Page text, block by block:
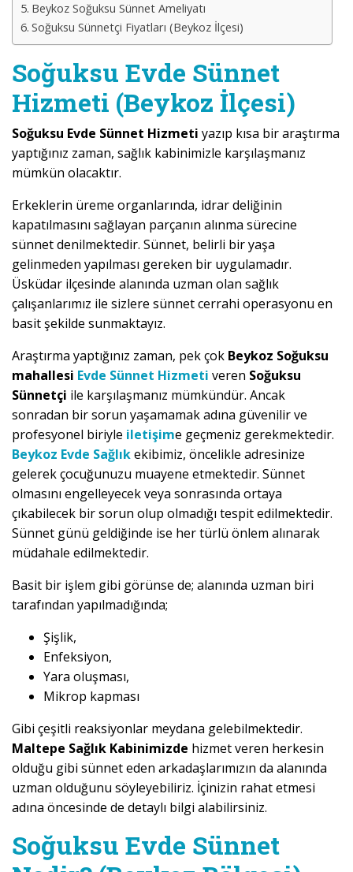
Beykoz Soğuksu Sünnet Ameliyatı
Soğuksu Sünnetçi Fiyatları (Beykoz İlçesi)
Soğuksu Evde Sünnet
Hizmeti (Beykoz İlçesi)
Soğuksu Evde Sünnet Hizmeti yazıp kısa bir araştırma
yaptığınız zaman, sağlık kabinimizle karşılaşmanız
mümkün olacaktır.
Erkeklerin üreme organlarında, idrar deliğinin
kapatılmasını sağlayan parçanın alınma sürecine
sünnet denilmektedir. Sünnet, belirli bir yaşa
gelinmeden yapılması gereken bir uygulamadır.
Üsküdar ilçesinde alanında uzman olan sağlık
çalışanlarımız ile sizlere sünnet cerrahi operasyonu en
basit şekilde sunmaktayız.
Araştırma yaptığınız zaman, pek çok Beykoz Soğuksu
mahallesi Evde Sünnet Hizmeti veren Soğuksu
Sünnetçi ile karşılaşmanız mümkündür. Ancak
sonradan bir sorun yaşamamak adına güvenilir ve
profesyonel biriyle iletişime geçmeniz gerekmektedir.
Beykoz Evde Sağlıkekibimiz, öncelikle adresinize
gelerek çocuğunuzu muayene etmektedir. Sünnet
olmasını engelleyecek veya sonrasında ortaya
çıkabilecek bir sorun olup olmadığı tespit edilmektedir.
Sünnet günü geldiğinde ise her türlü önlem alınarak
müdahale edilmektedir.
Basit bir işlem gibi görünse de; alanında uzman biri
tarafından yapılmadığında;
Şişlik,
Enfeksiyon,
Yara oluşması,
Mikrop kapması
Gibi çeşitli reaksiyonlar meydana gelebilmektedir.
Maltepe Sağlık Kabinimizde hizmet veren herkesin
olduğu gibi sünnet eden arkadaşlarımızın da alanında
uzman olduğunu söyleyebiliriz. İçinizin rahat etmesi
adına öncesinde de detaylı bilgi alabilirsiniz.
Soğuksu Evde Sünnet